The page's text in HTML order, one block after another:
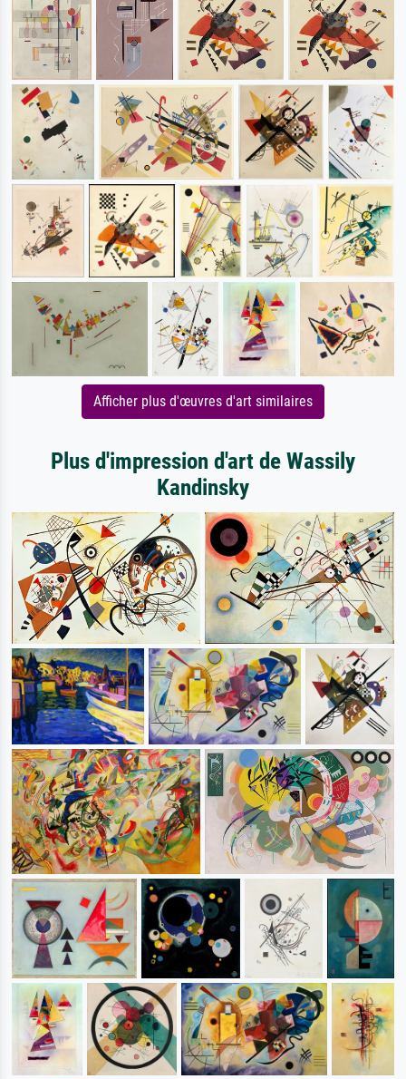
Afficher plus d'œuvres d'art similaires
Plus d'impression d'art de Wassily
Kandinsky